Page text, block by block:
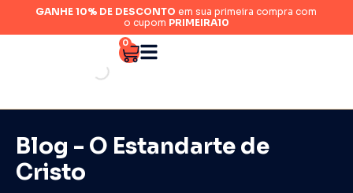
GANHE 10% DE DESCONTO em sua primeira compra com
o cupom PRIMEIRA10
0
Blog - O Estandarte de
Cristo